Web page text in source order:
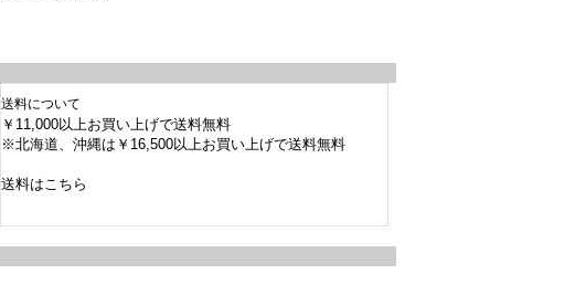
送料について
￥11,000以上お買い上げで送料無料
※北海道、沖縄は￥16,500以上お買い上げで送料無料
送料はこちら